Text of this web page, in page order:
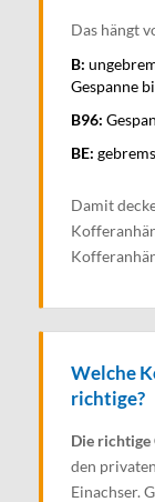
Das hängt
B:
Gespanne
B96:
BE:
Damit
Welche
richtige?
Die richtige
den
Einachser.